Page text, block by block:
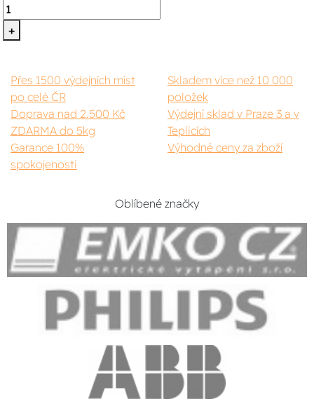
+
Přes 1500 výdejních míst
po celé ČR
Skladem více než 10 000
položek
Doprava nad 2.500 Kč
ZDARMA do 5kg
Výdejní sklad v Praze 3 a v
Teplicích
Garance 100%
spokojenosti
Výhodné ceny za zboží
Oblíbené značky